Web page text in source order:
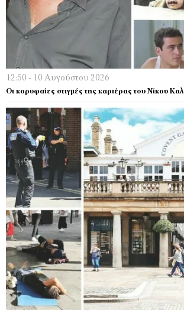
12:50 - 10 Αυγούστου 2026
Οι κορυφαίες στιγμές της καριέρας του Νίκου